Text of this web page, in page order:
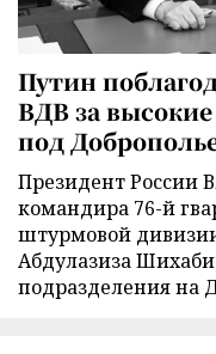
Путин
ВДВ за
под
Президент России
командира 76-й
штурмовой
Абдулазиза
подразделения на